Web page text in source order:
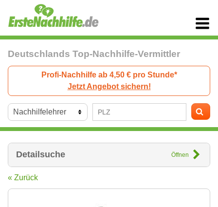
Deutschlands Top-Nachhilfe-Vermittler
Profi-Nachhilfe ab 4,50 € pro Stunde*
Jetzt Angebot sichern!
Detailsuche Öffnen
« Zurück